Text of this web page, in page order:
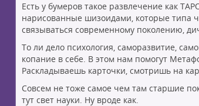
Есть у бумеров такое развлечение как
нарисованные шизоидами, которые типа
связываться современному поколению,
То ли дело психология, саморазвитие,
копание в себе. В этом нам помогут
Раскладываешь карточки, смотришь на
Совсем не тоже самое чем там старшие
тут свет науки. Ну вроде как.